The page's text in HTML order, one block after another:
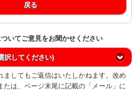
戻る
いてご意見をお聞かせください
択してください)
ましてもご返信はいたしかねます。改め
たは、ページ末尾に記載の「メール」に